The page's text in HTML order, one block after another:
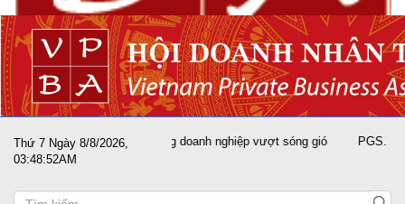
Thứ 7 Ngày 8/8/2026,
03:48:52AM
Đất nước sát cánh cùng doanh nghiệp vượt sóng gió PGS.TS